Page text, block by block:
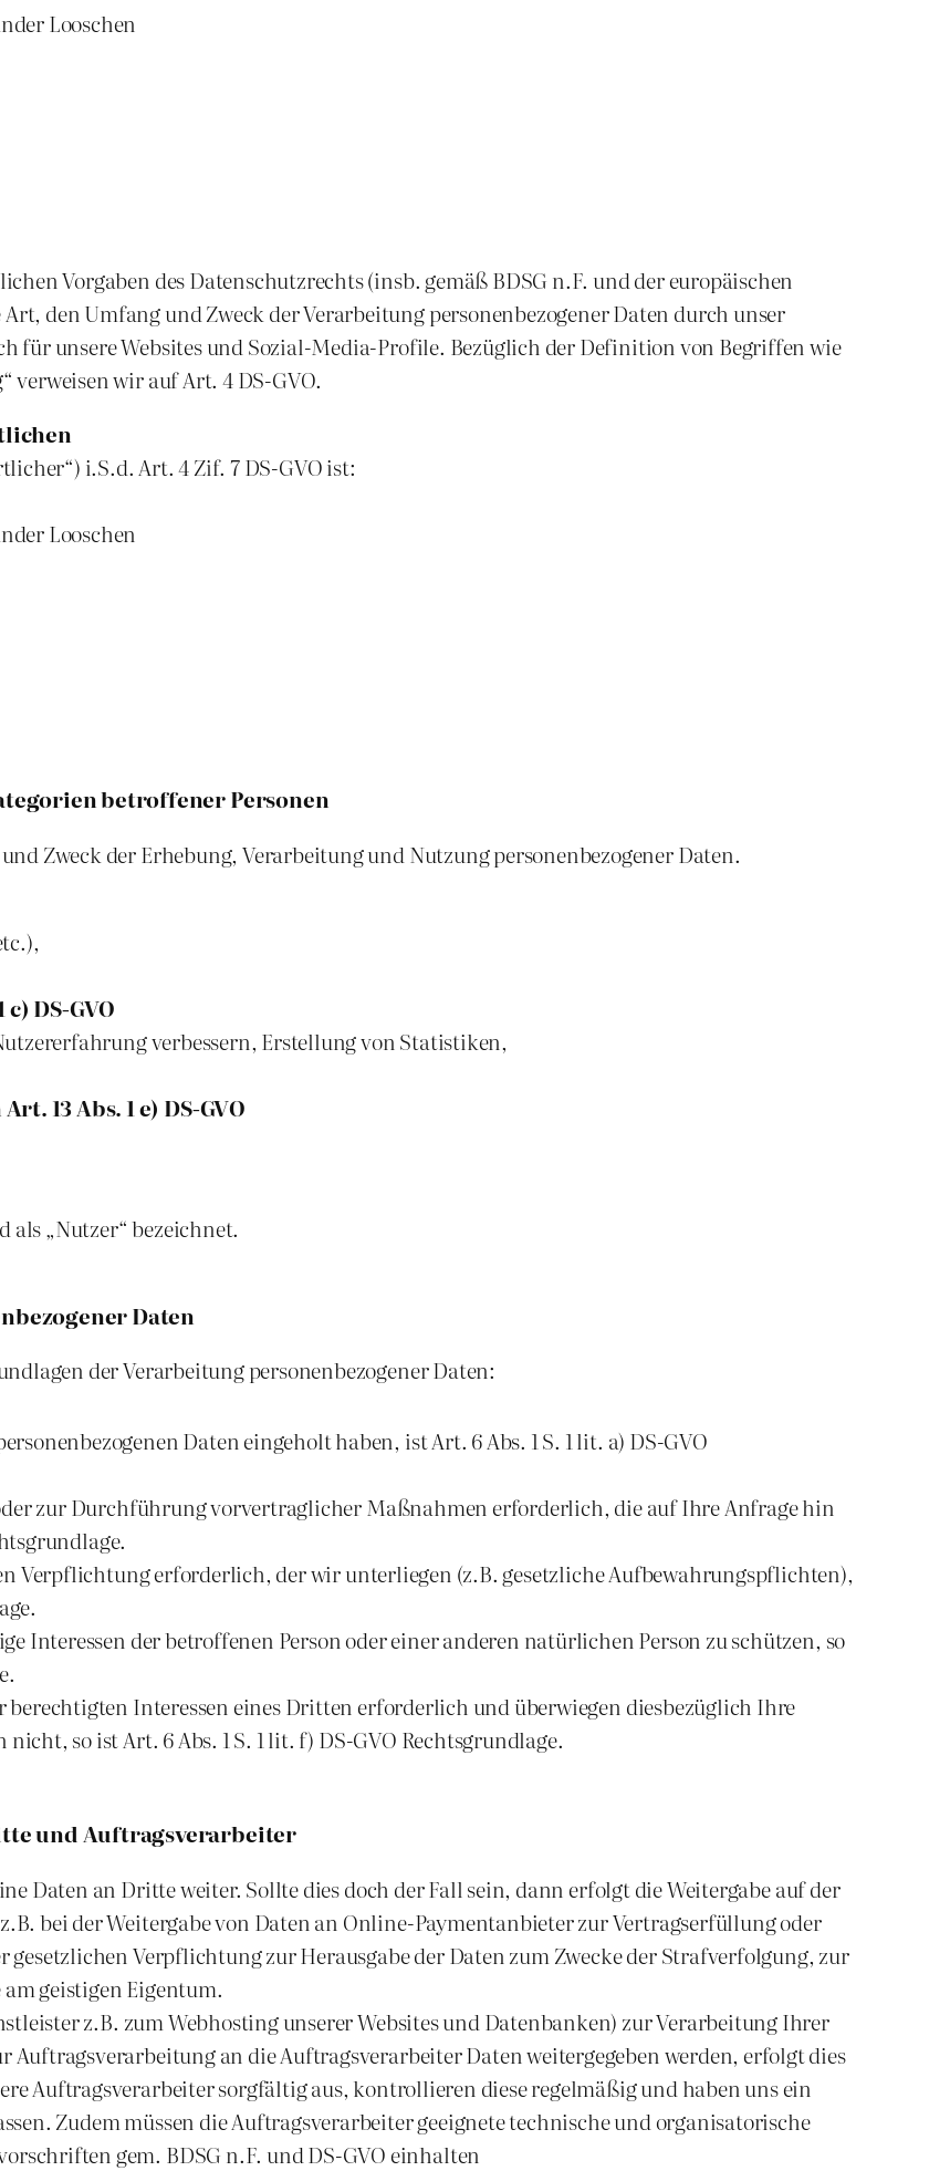
Looschen
Vorgaben des Datenschutzrechts (insb. gemäß BDSG n.F. und der europäischen
den Umfang und Zweck der Verarbeitung personenbezogener Daten durch unser
für unsere Websites und Sozial-Media-Profile. Bezüglich der Definition von Begriffen wie
verweisen wir auf Art. 4 DS-GVO.
i.S.d. Art. 4 Zif. 7 DS-GVO ist:
Looschen
betroffener Personen
Zweck der Erhebung, Verarbeitung und Nutzung personenbezogener Daten.
DS-GVO
verbessern, Erstellung von Statistiken,
13 Abs. 1 e) DS-GVO
als „Nutzer“ bezeichnet.
Daten
der Verarbeitung personenbezogener Daten:
Daten eingeholt haben, ist Art. 6 Abs. 1 S. 1 lit. a) DS-GVO
zur Durchführung vorvertraglicher Maßnahmen erforderlich, die auf Ihre Anfrage hin
Verpflichtung erforderlich, der wir unterliegen (z.B. gesetzliche Aufbewahrungspflichten),
Interessen der betroffenen Person oder einer anderen natürlichen Person zu schützen, so
Interessen eines Dritten erforderlich und überwiegen diesbezüglich Ihre
so ist Art. 6 Abs. 1 S. 1 lit. f) DS-GVO Rechtsgrundlage.
und Auftragsverarbeiter
Daten an Dritte weiter. Sollte dies doch der Fall sein, dann erfolgt die Weitergabe auf der
bei der Weitergabe von Daten an Online-Paymentanbieter zur Vertragserfüllung oder
Verpflichtung zur Herausgabe der Daten zum Zwecke der Strafverfolgung, zur
geistigen Eigentum.
z.B. zum Webhosting unserer Websites und Datenbanken) zur Verarbeitung Ihrer
Auftragsverarbeitung an die Auftragsverarbeiter Daten weitergegeben werden, erfolgt dies
Auftragsverarbeiter sorgfältig aus, kontrollieren diese regelmäßig und haben uns ein
Zudem müssen die Auftragsverarbeiter geeignete technische und organisatorische
gem. BDSG n.F. und DS-GVO einhalten